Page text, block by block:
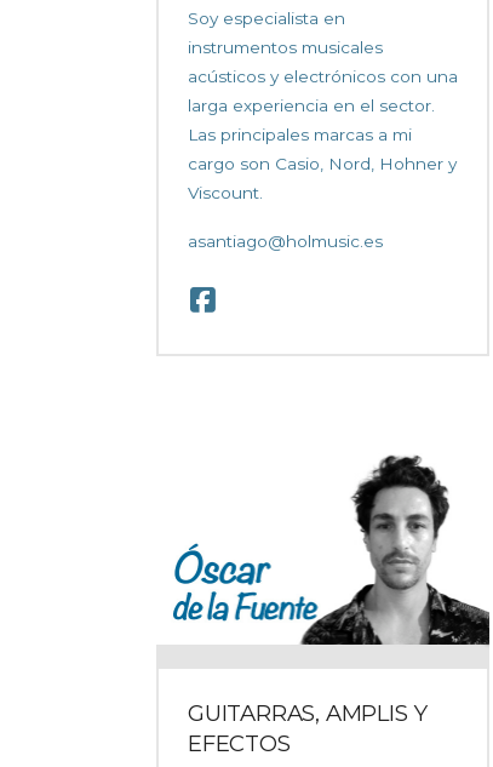
Soy especialista en
instrumentos musicales
acústicos y electrónicos con una
larga experiencia en el sector.
Las principales marcas a mi
cargo son Casio, Nord, Hohner y
Viscount.
asantiago@holmusic.es
GUITARRAS, AMPLIS Y
EFECTOS